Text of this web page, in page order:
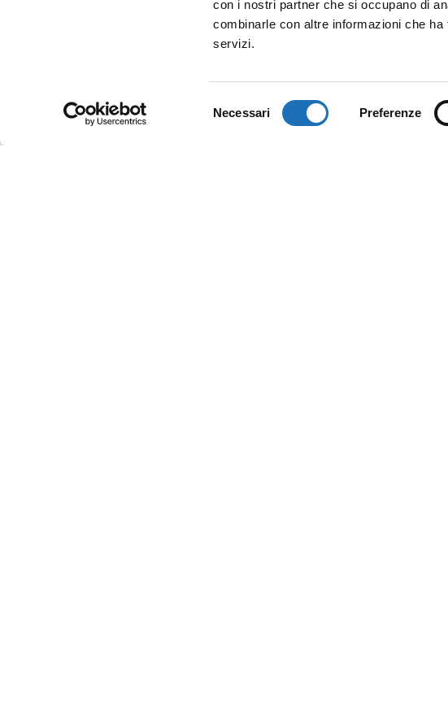
con i nostri partner che si occupano di
combinarle con altre informazioni che
servizi.
Necessari Preferenze